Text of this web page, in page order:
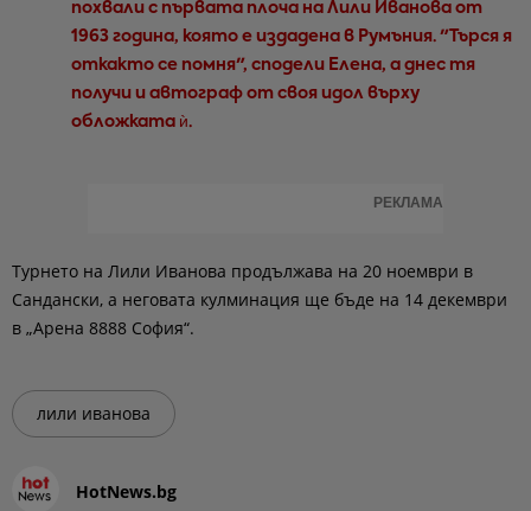
похвали с първата плоча на Лили Иванова от
1963 година, която е издадена в Румъния. "Търся я
откакто се помня", сподели Елена, а днес тя
получи и автограф от своя идол върху
обложката ѝ.
РЕКЛАМА
Турнето на Лили Иванова продължава на 20 ноември в
Сандански, а неговата кулминация ще бъде на 14 декември
в „Арена 8888 София“.
лили иванова
HotNews.bg